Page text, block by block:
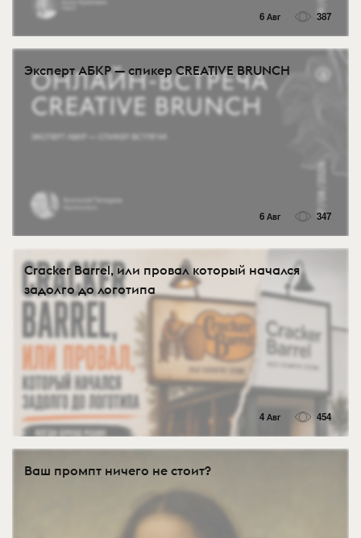
6 Авг 387
Эксперт АБКР — спикер CREATIVE BRUNCH
6 Авг 347
Cracker Barrel, или провал который начался
задолго до логотипа
4 Авг 454
Ваш промпт ничего не стоит?